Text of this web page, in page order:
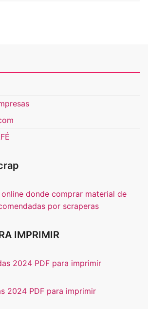
donde comprar material de
por scraperas
IMPRIMIR
2024 PDF para imprimir
2024 PDF para imprimir